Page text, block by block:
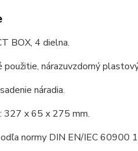
BOX, 4 dielna.
nárazuvzdorný
náradia.
327 x 65 x 275 mm.
normy DIN EN/IEC 60900